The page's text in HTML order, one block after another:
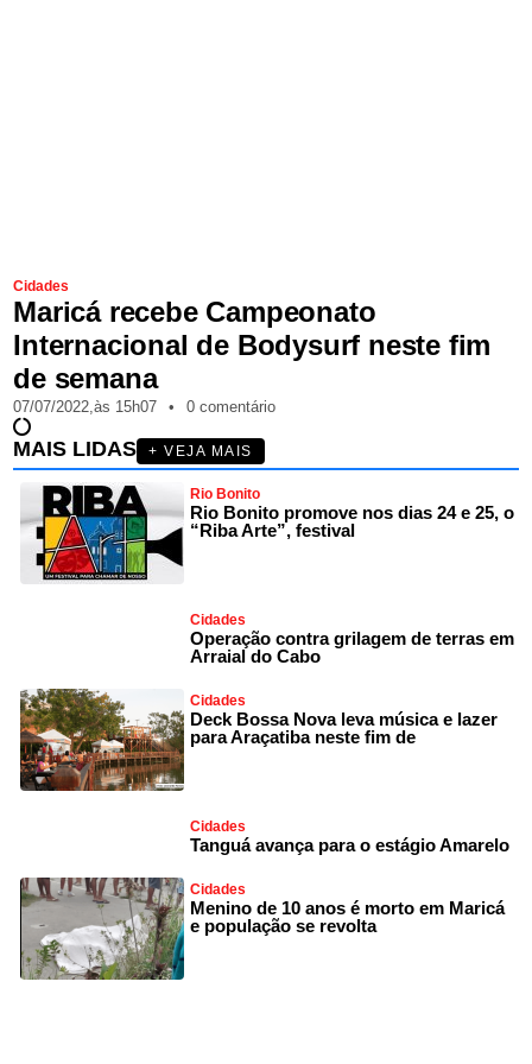
Cidades
Maricá recebe Campeonato
Internacional de Bodysurf neste fim
de semana
07/07/2022,às 15h07 • 0 comentário
MAIS LIDAS + VEJA MAIS
Rio Bonito
Rio Bonito promove nos dias 24 e 25, o
“Riba Arte”, festival
Cidades
Operação contra grilagem de terras em
Arraial do Cabo
Cidades
Deck Bossa Nova leva música e lazer
para Araçatiba neste fim de
Cidades
Tanguá avança para o estágio Amarelo
Cidades
Menino de 10 anos é morto em Maricá
e população se revolta